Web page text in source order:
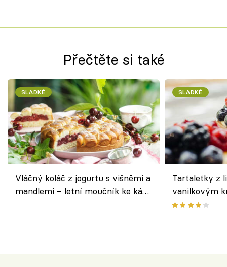
Přečtěte si také
SLADKÉ
Vláčný koláč z jogurtu s višněmi a
mandlemi – letní moučník ke kávě
SLADKÉ
Tartaletky z
vanilkovým
ovocem